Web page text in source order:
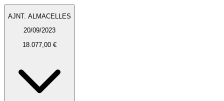
AJNT. ALMACELLES
20/09/2023
18.077,00 €